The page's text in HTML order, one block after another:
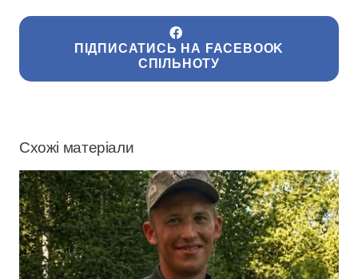
ПІДПИСАТИСЬ НА FACEBOOK
СПІЛЬНОТУ
Схожі матеріали